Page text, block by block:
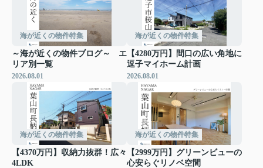
海が近くの物件特集
～海が近くの物件ブログ～ エ
リア別一覧
2026.08.01
海が近くの物件特集
【4280万円】間口の広い角地に
逗子マイホーム計画
2026.08.01
海が近くの物件特集
【4370万円】収納力抜群！広々
4LDK
海が近くの物件特集
【2999万円】グリーンビューの
心安らぐリノベ空間